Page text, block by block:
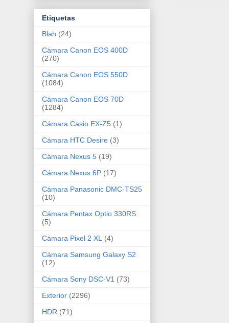
Etiquetas
Blah (24)
Cámara Canon EOS 400D
(270)
Cámara Canon EOS 550D
(1084)
Cámara Canon EOS 70D
(1284)
Cámara Casio EX-Z5 (1)
Cámara HTC Desire (3)
Cámara Nexus 5 (19)
Cámara Nexus 6P (17)
Cámara Panasonic DMC-TS25
(10)
Cámara Pentax Optio 330RS
(5)
Cámara Pixel 2 XL
(4)
Cámara Samsung Galaxy S2
(12)
Cámara Sony DSC-V1 (73)
Exterior (2296)
HDR (71)